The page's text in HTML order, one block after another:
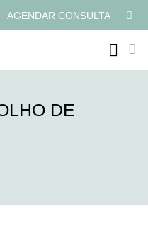
AGENDAR CONSULTA
DE